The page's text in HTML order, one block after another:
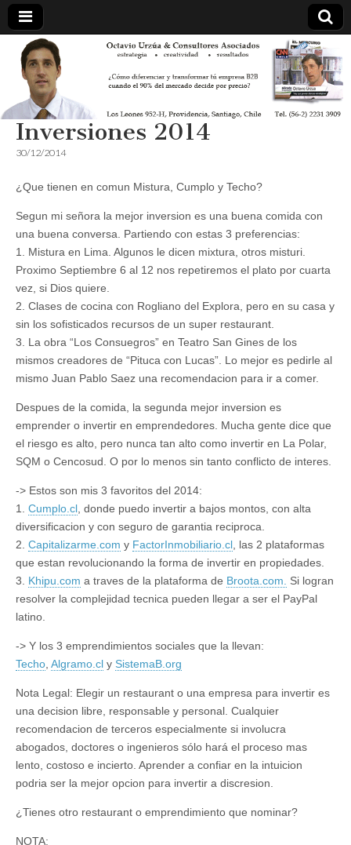
Inversiones 2014
30/12/2014
¿Que tienen en comun Mistura, Cumplo y Techo?
Segun mi señora la mejor inversion es una buena comida con
una buena conversa. Partiendo con estas 3 preferencias:
1. Mistura en Lima. Algunos le dicen mixtura, otros misturi.
Proximo Septiembre 6 al 12 nos repetiremos el plato por cuarta
vez, si Dios quiere.
2. Clases de cocina con Rogliano del Explora, pero en su casa y
sin los sofisticados recursos de un super restaurant.
3. La obra “Los Consuegros” en Teatro San Gines de los
mismos creadores de “Pituca con Lucas”. Lo mejor es pedirle al
mismo Juan Pablo Saez una recomendacion para ir a comer.
Despues de la comida, la segunda mejor inversion es
emprender o invertir en emprendedores. Mucha gente dice que
el riesgo es alto, pero nunca tan alto como invertir en La Polar,
SQM o Cencosud. O por lo menos sin tanto conflicto de interes.
-> Estos son mis 3 favoritos del 2014:
1. Cumplo.cl , donde puedo invertir a bajos montos, con alta
diversificacion y con seguro de garantia reciproca.
2. Capitalizarme.com y FactorInmobiliario.cl , las 2 plataformas
que estan revolucionando la forma de invertir en propiedades.
3. Khipu.com a traves de la plataforma de Broota.com.
Si logran
resolver la complejidad tecnica pueden llegar a ser el PayPal
latino.
-> Y los 3 emprendimientos sociales que la llevan:
Techo Algramo.cl y SistemaB.org
Nota Legal: Elegir un restaurant o una empresa para invertir es
una decision libre, responsable y personal. Cualquier
recomendacion de terceros especialmente si involucra
abogados, doctores o ingenieros sólo hará el proceso mas
lento, costoso e incierto. Aprender a confiar en la intuicion
podria ser la mejor opcion para invertir a discresion.
¿Tienes otro restaurant o emprendimiento que nominar?
NOTA: